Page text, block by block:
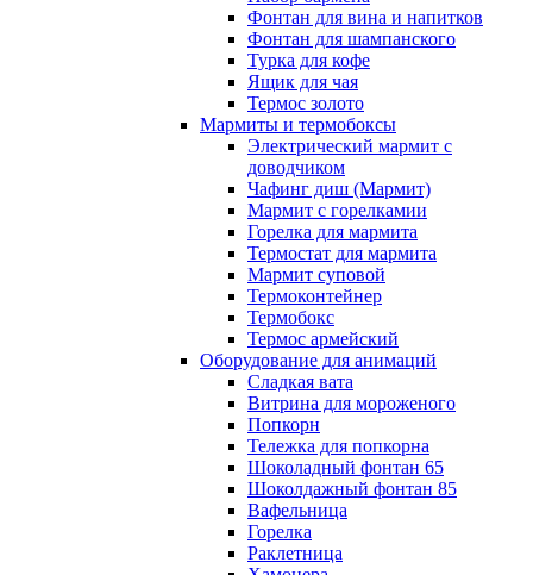
Фонтан для вина и напитков
Фонтан для шампанского
Турка для кофе
Ящик для чая
Термос золото
Мармиты и термобоксы
Электрический мармит с
доводчиком
Чафинг диш (Мармит)
Мармит с горелкамии
Горелка для мармита
Термостат для мармита
Мармит суповой
Термоконтейнер
Термобокс
Термос армейский
Оборудование для анимаций
Сладкая вата
Витрина для мороженого
Попкорн
Тележка для попкорна
Шоколадный фонтан 65
Шоколдажный фонтан 85
Вафельница
Горелка
Раклетница